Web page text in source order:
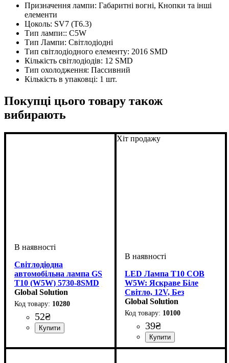
Призначення лампи: Габаритні вогні, Кнопки та інші
елементи
Цоколь: SV7 (T6.3)
Тип лампи:: C5W
Тип Лампи: Світлодіодні
Тип світлодіодного елементу: 2016 SMD
Кількість світлодіодів: 12 SMD
Тип охолодження: Пассивний
Кількість в упаковці: 1 шт.
Покупці цього товару також
вибирають
Світлодіодна
автомобільна лампа GS
T10 (W5W) 5730-8SMD
Ceramic 12V White
Global Solution
10280
52₴
Габаритні вогні
5730SMD
SMD
Хіт продажу
LED Лампа T10 COB
W5W: Яскраве Біле
Світло, 12V, Без
Полярності
Global Solution
10100
39₴
Призначення лампи:
Колір:: Білий
Тип світлодіодного елементу
Кількість світлодіодів: 1
Напруга, V: 12V
Кількість в упаковці: 1 шт.